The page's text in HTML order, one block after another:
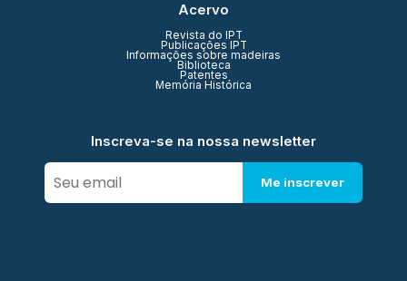
Acervo
Revista do IPT
Publicações IPT
Informações sobre madeiras
Biblioteca
Patentes
Memória Histórica
Inscreva-se na nossa newsletter
Me inscrever